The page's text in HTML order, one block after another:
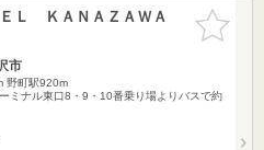
お気に入
りに追加
Ｌ ＫＡＮＡＺＡＷＡ
市
野町駅920m
ミナル東口8・9・10番乗り場よりバスで約